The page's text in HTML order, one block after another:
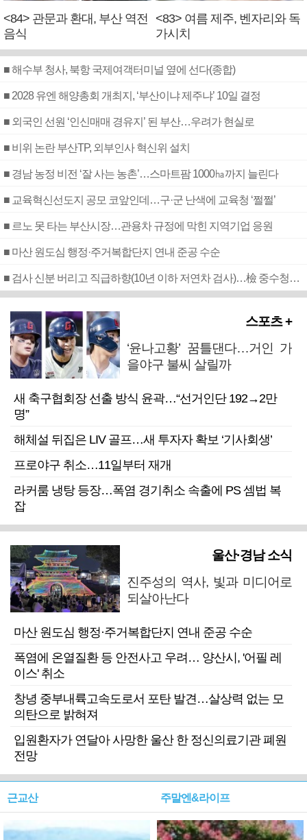
<84> 관문과 환대, 부산 역전
음식
<83> 여름 제주, 벤자리와 독
가시치
■ 해수부 청사, 북항 국제여객터미널 옆에 선다(종합)
■ 2028 유엔 해양총회 개최지, ‘부산이냐 제주냐’ 10일 결정
■ 외국인 선원 ‘인신매매 경유지’ 된 부산…우려가 현실로
■ 비위 논란 부산TP, 외부인사 혁신위 설치
■ 경남 농정 비전 ‘잘 사는 농촌’…스마트팜 1000㏊까지 늘린다
■ 교육혁신선도지 공모 코앞인데…구·군 난색에 교육청 ‘쩔쩔’
■ 르노 못 타는 부산시장…관용차 규정에 막힌 지역기업 응원
■ 마산 원도심 행정·주거복합단지 연내 준공 수순
■ 검사 신분 버리고 직급하향(10년 이하 저연차 검사)…檢 중수청행 기피
스포츠 +
‘윤나고황’ 꿈틀댄다…거인 가
을야구 불씨 살릴까
새 축구협회장 선출 방식 윤곽…“선거인단 192→2만
명”
해체설 뒤집은 LIV 골프…새 투자자 확보 ‘기사회생’
프로야구 취소…11일부터 재개
라커룸 냉탕 등장…폭염 경기취소 속출에 PS 셈법 복
잡
울산·경남 소식
진주성의 역사, 빛과 미디어로
되살아난다
마산 원도심 행정·주거복합단지 연내 준공 수순
폭염에 온열질환 등 안전사고 우려… 양산시, '어필 레
이스' 취소
창녕 중부내륙고속도로서 포탄 발견…살상력 없는 모
의탄으로 밝혀져
입원환자가 연달아 사망한 울산 한 정신의료기관 폐원
전망
근교산 주말엔&라이프